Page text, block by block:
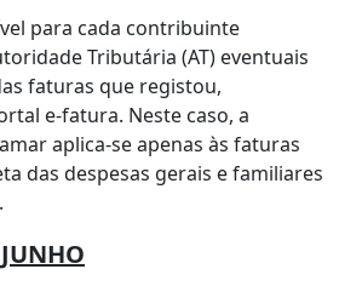
para cada contribuinte
Tributária (AT) eventuais
faturas que registou,
e-fatura. Neste caso, a
aplica-se apenas às faturas
das despesas gerais e familiares